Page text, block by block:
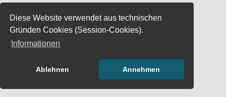
Diese Website verwendet aus technischen
Gründen Cookies (Session-Cookies).
Informationen
Ablehnen Annehmen